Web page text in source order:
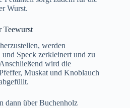
Wurst.
Teewurst
werden
Speck zerkleinert und zu
wird die
Muskat und Knoblauch
dann über Buchenholz